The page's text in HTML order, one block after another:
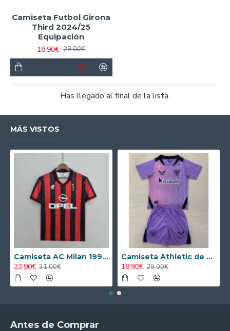
Camiseta Futbol Girona
Third 2024/25
Equipación
18.90€ 29.00€
Has llegado al final de la lista.
MÁS VISTOS
Camiseta AC Milan 1995/1996 Local Retro
23.90€ 31.00€
Camiseta Athletic de Bilbao 2024/2025 Alternativo Niño Kit
18.90€ 29.00€
Antes de Comprar